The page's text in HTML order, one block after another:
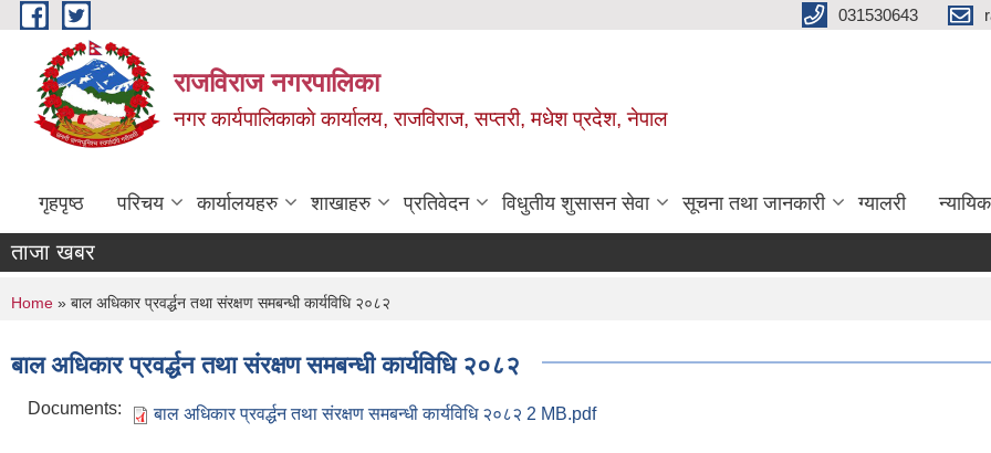
Skip to main content 031530643
राजविराज नगरपालिका
नगर कार्यपालिकाकाे कार्यालय, राजविराज, सप्तरी, मधेश प्रदेश, नेपाल
गृहपृष्ठ परिचय कार्यालयहरु शाखाहरु प्रतिवेदन विधुतीय शुसासन सेवा सूचना तथा जानकारी ग्यालरी
ताजा खबर
You are here
Home » बाल अधिकार प्रवर्द्धन तथा संरक्षण समबन्धी कार्यविधि २०८२
बाल अधिकार प्रवर्द्धन तथा संरक्षण समबन्धी कार्यविधि २०८२
Documents: बाल अधिकार प्रवर्द्धन तथा संरक्षण समबन्धी कार्यविधि २०८२ 2 MB.pdf